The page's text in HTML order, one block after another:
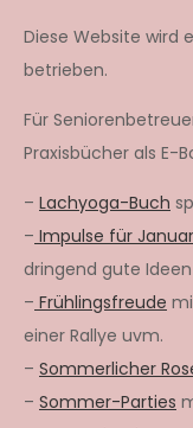
Diese Website wird
betrieben.
Für
Praxisbücher als E-
– Lachyoga-Buch
– Impulse für
dringend gute
– Frühlingsfreude
einer Rallye uvm.
– Sommerlicher
– Sommer-Parties